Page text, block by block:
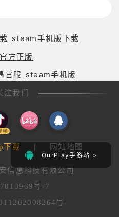
OurPlay手游站 >
steam手机版下载
方正版
官服
steam手机版
注我们
下载 | 网站地图
信息科技有限公司
号-7
号